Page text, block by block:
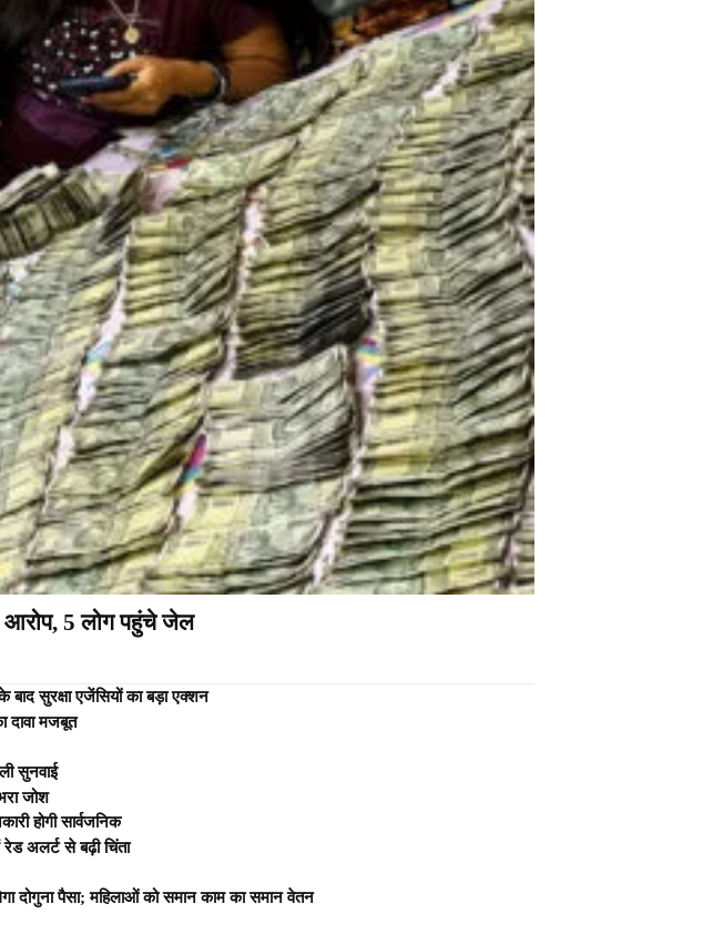
आरोप, 5 लोग पहुंचे जेल
सुरक्षा एजेंसियों का बड़ा एक्शन
दावा मजबूत
सुनवाई
जोश
होगी सार्वजनिक
रेड अलर्ट से बढ़ी चिंता
दोगुना पैसा; महिलाओं को समान काम का समान वेतन